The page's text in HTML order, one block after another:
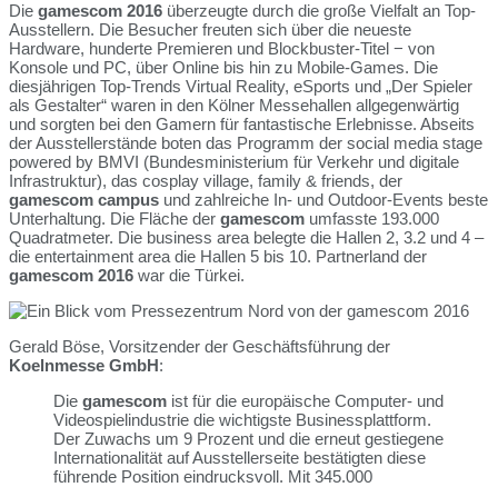
Die gamescom 2016 überzeugte durch die große Vielfalt an Top-
Ausstellern. Die Besucher freuten sich über die neueste
Hardware, hunderte Premieren und Blockbuster-Titel − von
Konsole und PC, über Online bis hin zu Mobile-Games. Die
diesjährigen Top-Trends Virtual Reality, eSports und „Der Spieler
als Gestalter“ waren in den Kölner Messehallen allgegenwärtig
und sorgten bei den Gamern für fantastische Erlebnisse. Abseits
der Ausstellerstände boten das Programm der social media stage
powered by BMVI (Bundesministerium für Verkehr und digitale
Infrastruktur), das cosplay village, family & friends, der
gamescom campus und zahlreiche In- und Outdoor-Events beste
Unterhaltung. Die Fläche der gamescom umfasste 193.000
Quadratmeter. Die business area belegte die Hallen 2, 3.2 und 4 –
die entertainment area die Hallen 5 bis 10. Partnerland der
gamescom 2016 war die Türkei.
Gerald Böse, Vorsitzender der Geschäftsführung der
Koelnmesse GmbH:
Die gamescom ist für die europäische Computer- und
Videospielindustrie die wichtigste Businessplattform.
Der Zuwachs um 9 Prozent und die erneut gestiegene
Internationalität auf Ausstellerseite bestätigten diese
führende Position eindrucksvoll. Mit 345.000